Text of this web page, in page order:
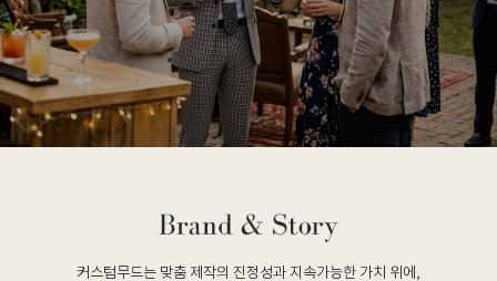
커스텀무드는 맞춤 제작의 진정성과 지속가능한 가치 위에,